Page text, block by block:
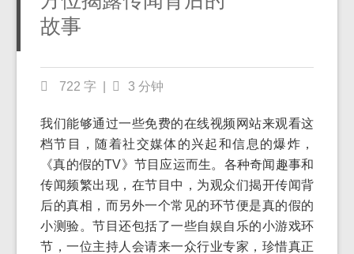
故事
722 字 3 分钟
我们能够通过一些免费的在线视频网站来观看这
档节目，随着社交媒体的兴起和信息的爆炸，
《真的假的TV》节目应运而生。各种奇闻趣事和
传闻频繁出现，在节目中，为观众们揭开传闻背
后的真相，而另外一个常见的环节便是真的假的
小测验。节目还包括了一些自娱自乐的小游戏环
节，一位主持人会请来一众行业专家，珍惜真正